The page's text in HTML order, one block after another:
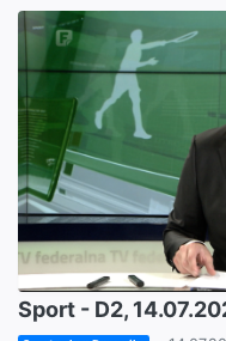
Sport - D2,